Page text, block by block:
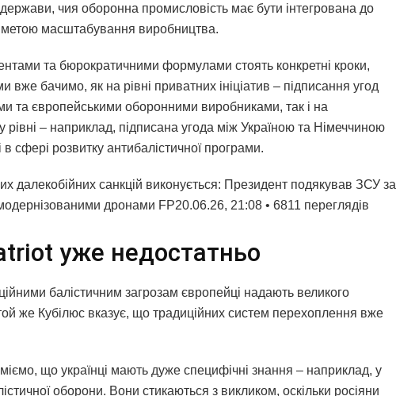
чия оборонна промисловість має бути інтегрована до
метою масштабування виробництва.
та бюрократичними формулами стоять конкретні кроки,
вже бачимо, як на рівні приватних ініціатив – підписання угод
та європейськими оборонними виробниками, так і на
– наприклад, підписана угода між Україною та Німеччиною
сфері розвитку антибалістичної програми.
далекобійних санкцій виконується: Президент подякував ЗСУ за
дронами FP20.06.26, 21:08 • 6811 переглядiв
уже недостатньо
балістичним загрозам європейці надають великого
же Кубілюс вказує, що традиційних систем перехоплення вже
що українці мають дуже специфічні знання – наприклад, у
оборони. Вони стикаються з викликом, оскільки росіяни